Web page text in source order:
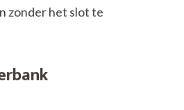
zonder het slot te